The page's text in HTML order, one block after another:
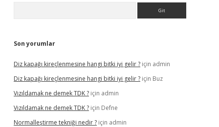
Son yorumlar
Diz kapağı kireçlenmesine hangi bitki iyi gelir ? için admin
Diz kapağı kireçlenmesine hangi bitki iyi gelir ? için Buz
Vızıldamak ne demek TDK ? için admin
Vızıldamak ne demek TDK ? için Defne
Normalleştirme tekniği nedir ? için admin